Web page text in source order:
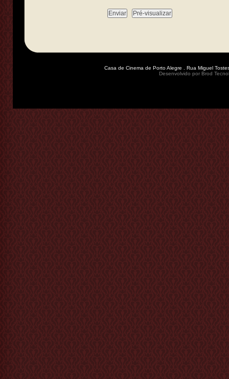
Casa de Cinema de Porto Alegre . Rua Miguel
Desenvolvido por Brod